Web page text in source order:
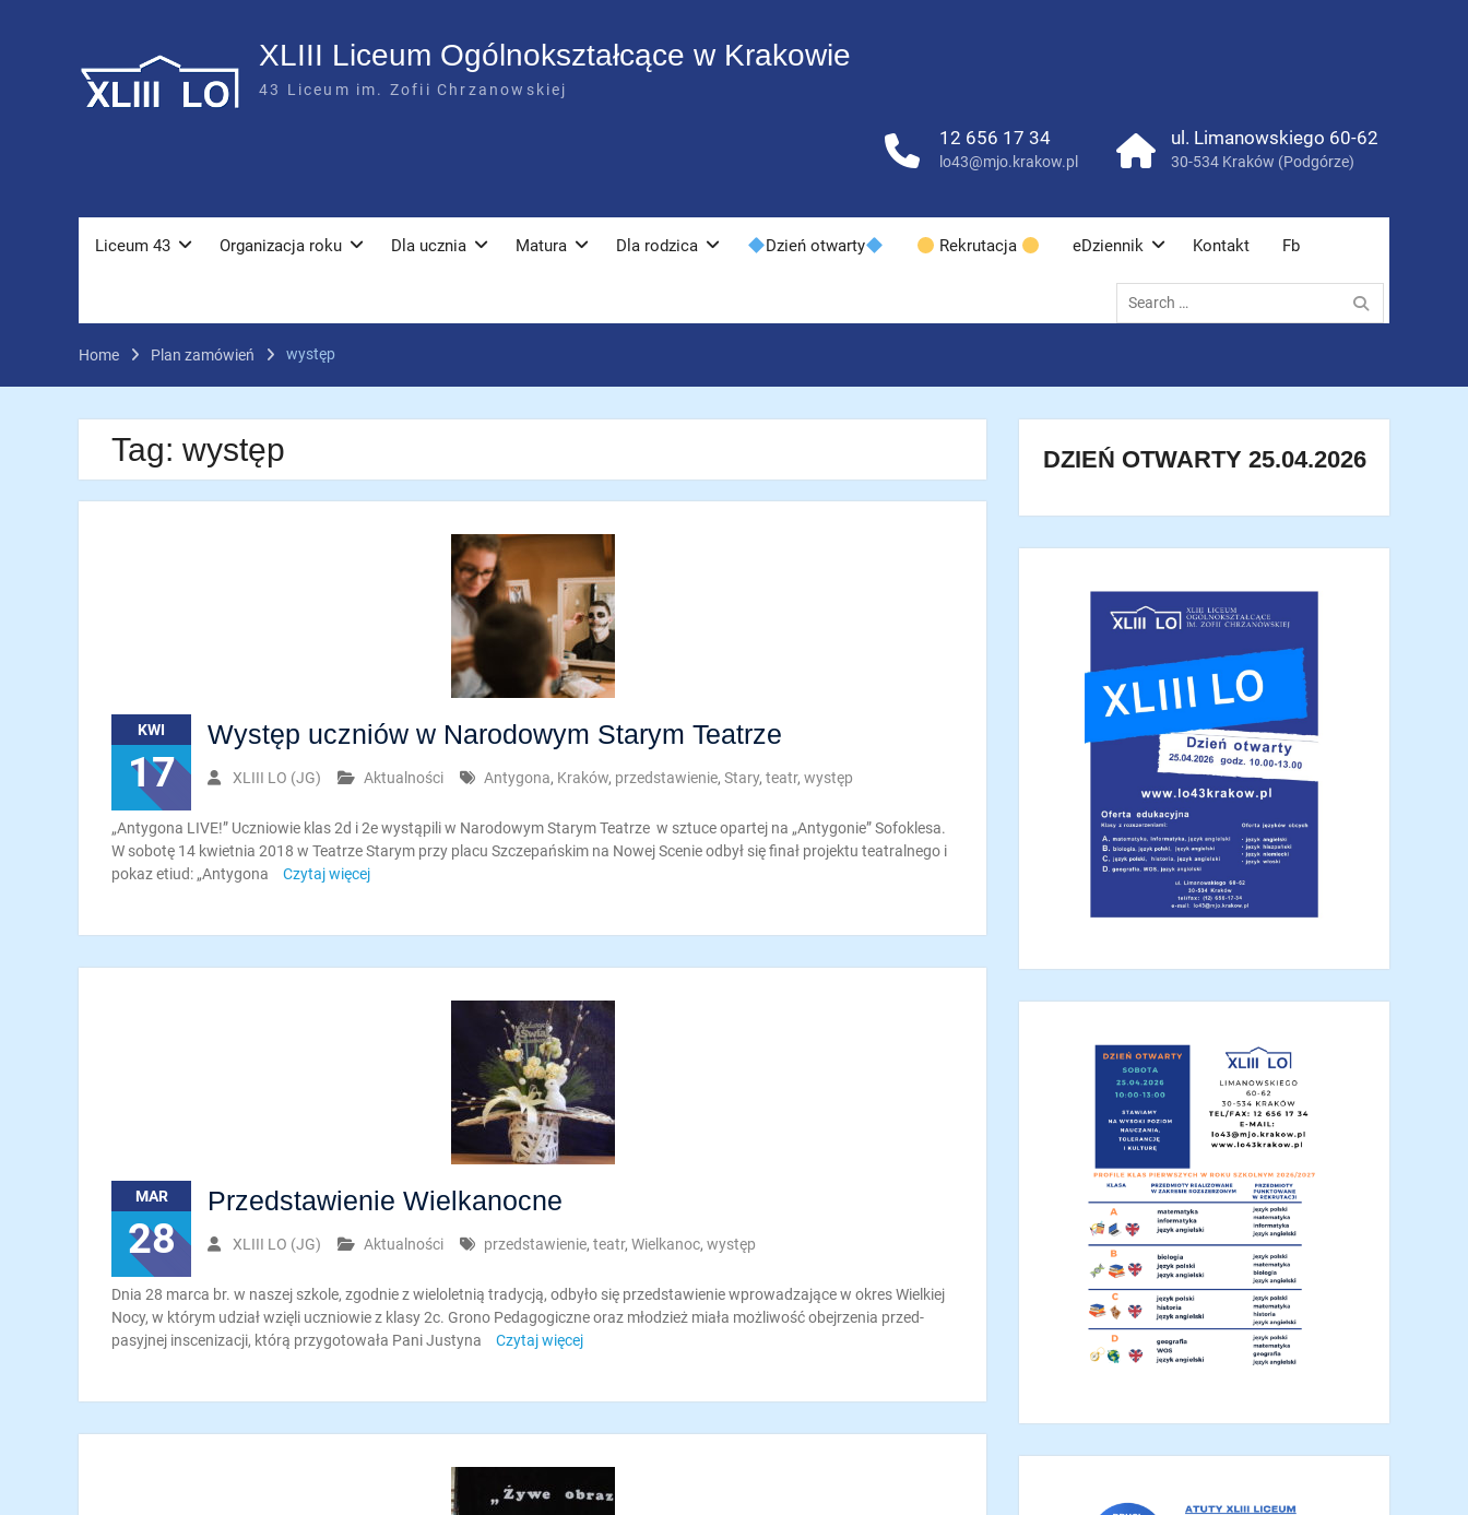
XLIII Liceum Ogólnokształcące w Krakowie
43 Liceum im. Zofii Chrzanowskiej
12 656 17 34
lo43@mjo.krakow.pl
ul. Limanowskiego 60-62
30-534 Kraków (Podgórze)
Liceum 43 Organizacja roku Dla ucznia Matura Dla rodzica Dzień otwarty Rekrutacja eDziennik Kontakt Fb
Search
for:
Home Plan zamówień występ
Tag: występ
KWI
17
Występ uczniów w Narodowym Starym Teatrze
XLIII LO (JG) Aktualności Antygona, Kraków, przedstawienie, Stary, teatr, występ
„Antygona LIVE!” Uczniowie klas 2d i 2e wystąpili w Narodowym Starym Teatrze w sztuce opartej na „Antygonie” Sofoklesa.
W sobotę 14 kwietnia 2018 w Teatrze Starym przy placu Szczepańskim na Nowej Scenie odbył się finał projektu teatralnego i
pokaz etiud: „Antygona
Czytaj więcej
MAR
28
Przedstawienie Wielkanocne
XLIII LO (JG) Aktualności przedstawienie, teatr, Wielkanoc, występ
Dnia 28 marca br. w naszej szkole, zgodnie z wieloletnią tradycją, odbyło się przedstawienie wprowadzające w okres Wielkiej
Nocy, w którym udział wzięli uczniowie z klasy 2c. Grono Pedagogiczne oraz młodzież miała możliwość obejrzenia przed-
pasyjnej inscenizacji, którą przygotowała Pani Justyna
Czytaj więcej
DZIEŃ OTWARTY 25.04.2026